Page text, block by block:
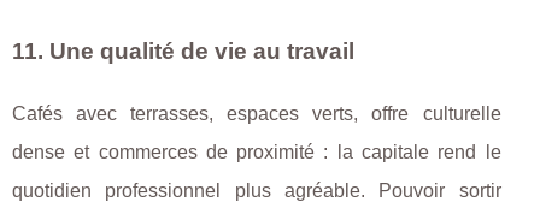
11. Une qualité de vie au travail
Cafés avec terrasses, espaces verts, offre culturelle
dense et commerces de proximité : la capitale rend le
quotidien professionnel plus agréable. Pouvoir sortir